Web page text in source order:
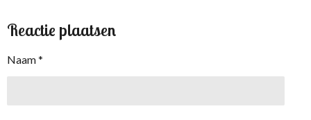
Reactie plaatsen
Naam *